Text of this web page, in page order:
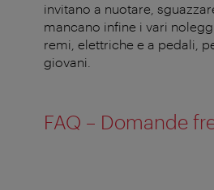
invitano a nuotare,
mancano infine i vari
remi, elettriche e a pedali,
giovani.
FAQ – Domande